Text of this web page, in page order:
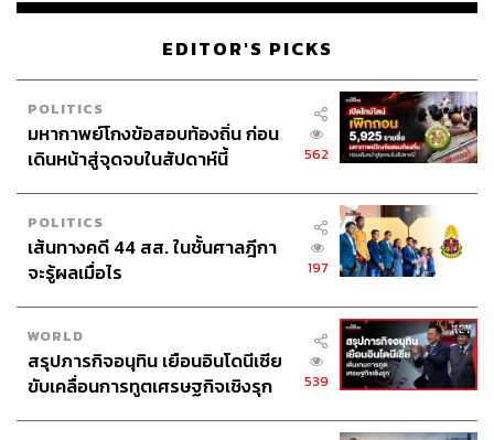
EDITOR'S PICKS
POLITICS
มหากาพย์โกงข้อสอบท้องถิ่น ก่อน
เดินหน้าสู่จุดจบในสัปดาห์นี้
562
POLITICS
เส้นทางคดี 44 สส. ในชั้นศาลฎีกา
จะรู้ผลเมื่อไร
197
WORLD
สรุปภารกิจอนุทิน เยือนอินโดนีเซีย
ขับเคลื่อนการทูตเศรษฐกิจเชิงรุก
539